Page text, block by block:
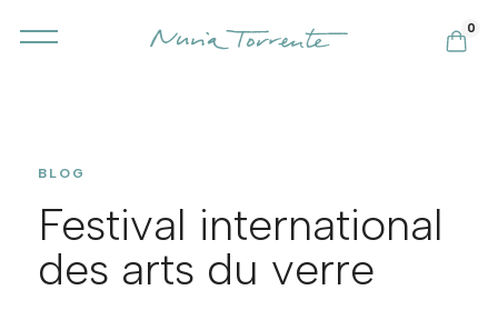
0
BLOG
Festival international
des arts du verre